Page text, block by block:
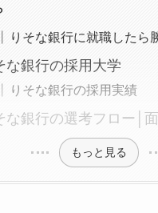
りそな銀行に就職したら
な銀行の採用大学
りそな銀行の採用実績
な銀行の選考フロー│
もっと見る